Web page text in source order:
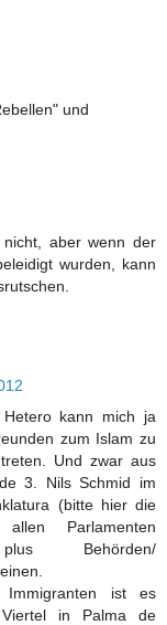
und
aber wenn der
wurden, kann
kann mich ja
zum Islam zu
Und zwar aus
3. Nils Schmid im
(bitte hier die
Parlamenten
Behörden/
Immigranten ist es
in Palma de